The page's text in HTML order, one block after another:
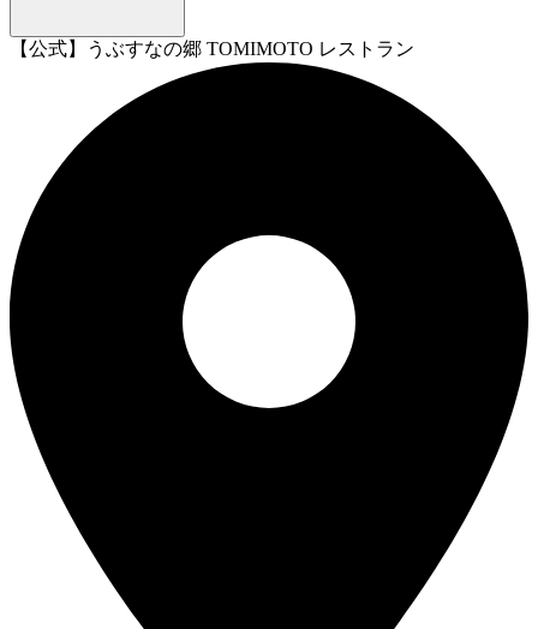
【公式】うぶすなの郷 TOMIMOTO レストラン